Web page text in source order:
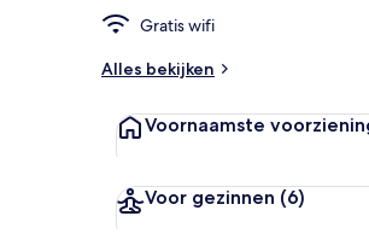
Gratis wifi
Alles bekijken
Voornaamste
Voor gezinnen (6)